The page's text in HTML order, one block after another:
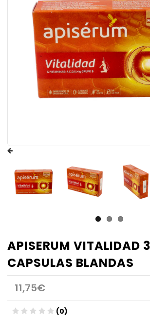
APISERUM VITALIDAD
CAPSULAS BLANDAS
11,75€
(0)